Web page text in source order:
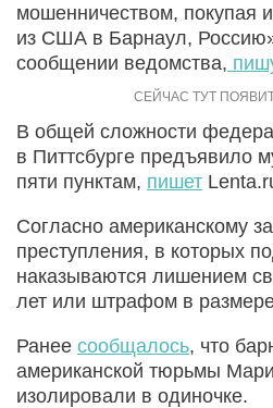
мошенничеством, покупая
из США в Барнаул,
сообщении ведомства,
В общей сложности
в Питтсбурге предъявило
пяти пунктам, пишет
Согласно американскому
преступления, в которых
наказываются лишением
лет или штрафом в
Ранее сообщалось, что
американской тюрьмы
изолировали в одиночке.